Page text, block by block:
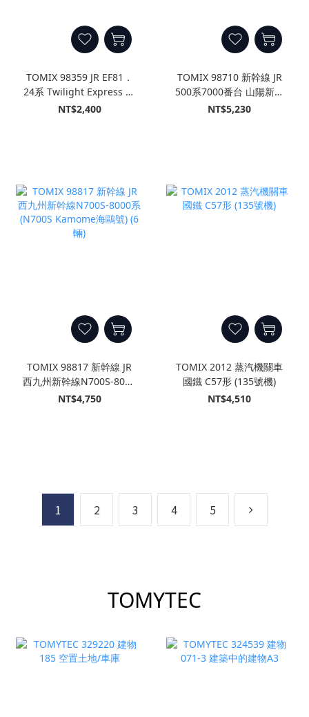
TOMIX 98359 JR EF81．
24系 Twilight Express 基
本A (3輛)
NT$2,400
TOMIX 98710 新幹線 JR
500系7000番台 山陽新幹
線 回音 (Kodama) (8輛)
NT$5,230
TOMIX 98817 新幹線 JR
西九州新幹線N700S-8000
系 (N700S Kamome海鷗
NT$4,750
TOMIX 2012 蒸汽機關車
國鐵 C57形 (135號機)
NT$4,510
1 2 3 4 5
TOMYTEC